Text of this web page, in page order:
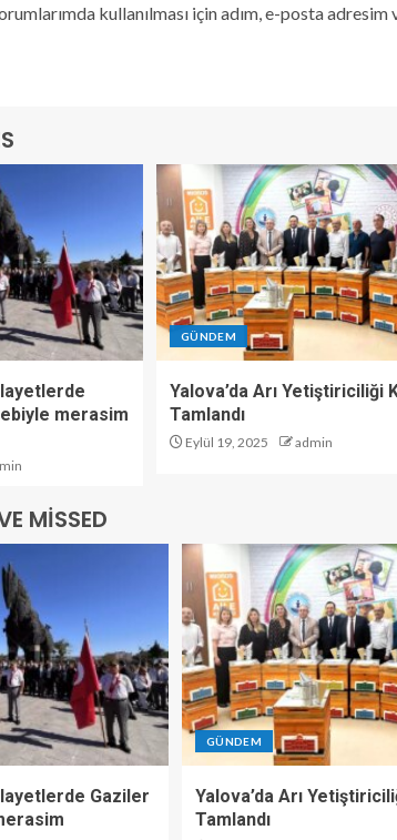
kullanılması için adım, e-posta
merasim
GÜNDEM
Yalova’da Arı Yetiştiriciliği
Tamlandı
Eylül 19, 2025 admin
MISSED
Gaziler
GÜNDEM
Yalova’da Arı
Tamlandı